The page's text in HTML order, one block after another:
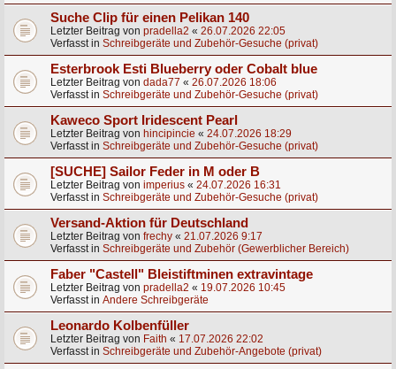
Suche Clip für einen Pelikan 140
Letzter Beitrag von pradella2 « 26.07.2026 22:05
Verfasst in Schreibgeräte und Zubehör-Gesuche (privat)
Esterbrook Esti Blueberry oder Cobalt blue
Letzter Beitrag von dada77 « 26.07.2026 18:06
Verfasst in Schreibgeräte und Zubehör-Gesuche (privat)
Kaweco Sport Iridescent Pearl
Letzter Beitrag von hincipincie « 24.07.2026 18:29
Verfasst in Schreibgeräte und Zubehör-Gesuche (privat)
[SUCHE] Sailor Feder in M oder B
Letzter Beitrag von imperius « 24.07.2026 16:31
Verfasst in Schreibgeräte und Zubehör-Gesuche (privat)
Versand-Aktion für Deutschland
Letzter Beitrag von frechy « 21.07.2026 9:17
Verfasst in Schreibgeräte und Zubehör (Gewerblicher Bereich)
Faber "Castell" Bleistiftminen extravintage
Letzter Beitrag von pradella2 « 19.07.2026 10:45
Verfasst in Andere Schreibgeräte
Leonardo Kolbenfüller
Letzter Beitrag von Faith « 17.07.2026 22:02
Verfasst in Schreibgeräte und Zubehör-Angebote (privat)